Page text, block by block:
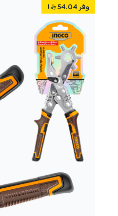
وفر 54.04 !